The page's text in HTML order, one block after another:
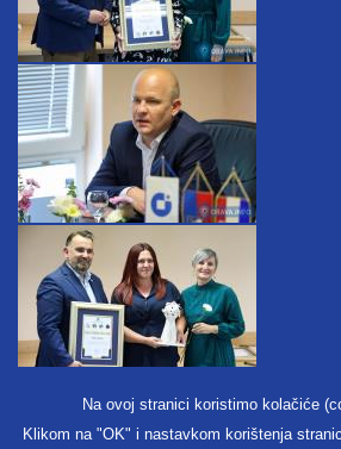
Na ovoj stranici koristimo kolačiće
Klikom na "OK" i nastavkom korištenja